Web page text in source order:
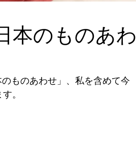
本のものあわ
ものあわせ」、私を含めて今
。